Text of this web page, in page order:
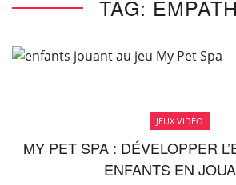
TAG:
JEUX VIDÉO
MY PET SPA : DÉVELOPPER
ENFANTS EN